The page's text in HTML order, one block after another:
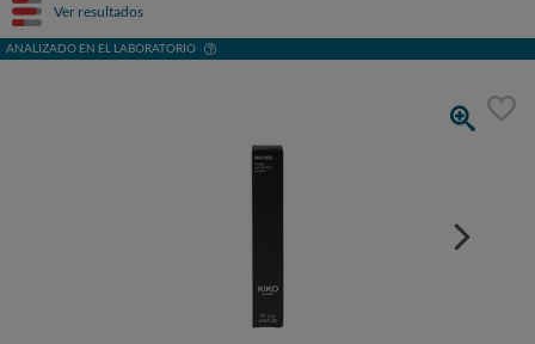
Ver resultados
ANALIZADO EN EL LABORATORIO